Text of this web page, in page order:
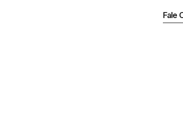
Fale
Fale